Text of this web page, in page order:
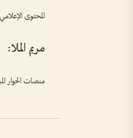
المحتوى
مريم الملا:
منصات الحوار